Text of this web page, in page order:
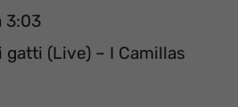
3:03
gatti (Live) – I Camillas